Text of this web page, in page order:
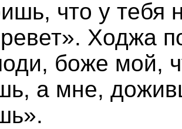
что у
Ходжа
боже мой,
а мне,